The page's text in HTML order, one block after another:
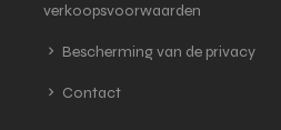
verkoopsvoorwaarden
Bescherming van de privacy
Contact